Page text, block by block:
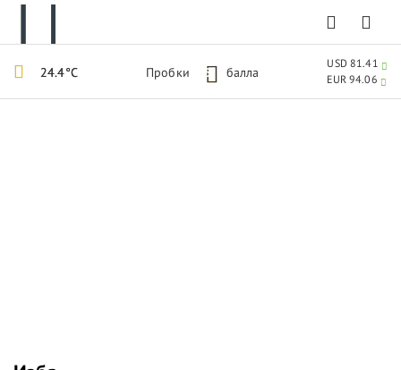
24.4°C Пробки 5 балла
USD 81.41
EUR 94.06